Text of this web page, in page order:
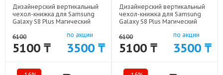
Дизайнерский вертикальный
чехол-книжка для Samsung
Galaxy S8 Plus Магический
6100
5100 ₸
по акции
3500 ₸
Дизайнерский вертикальный
чехол-книжка для Samsung
Galaxy S8 Plus Магический
6100
5100 ₸
по акции
3500 ₸